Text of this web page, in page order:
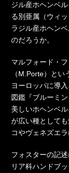
ジル産ホヘンベ
る別亜属（ウィ
ラジル産ホヘン
のだろうか。
マルフォード・
（M.Porte）と
ヨーロッパに導
図鑑『ブルーミ
美しいホヘンベ
が広い種として
コやヴェネズエ
フォスターの記
リア科ハンドブ